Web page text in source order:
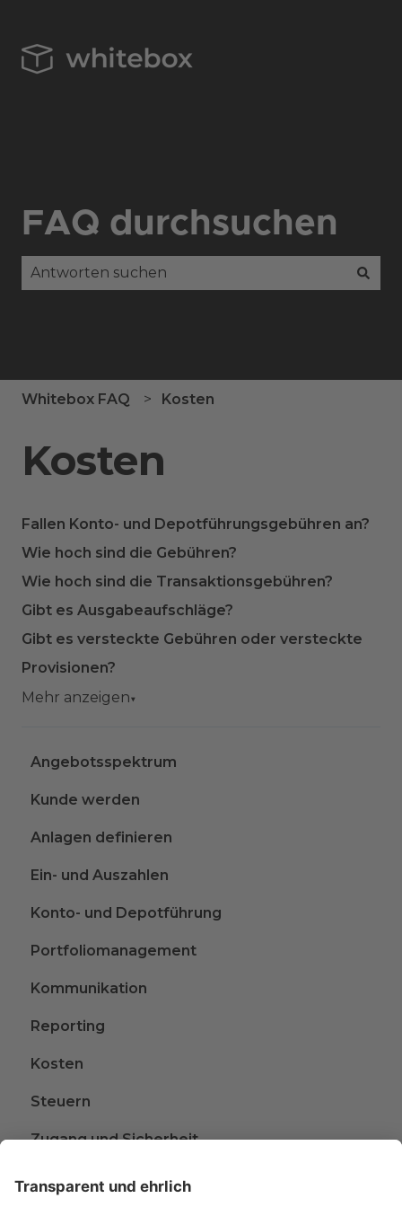
FAQ durchsuchen
Whitebox FAQ Kosten
Kosten
Fallen Konto- und Depotführungsgebühren an?
Wie hoch sind die Gebühren?
Wie hoch sind die Transaktionsgebühren?
Gibt es Ausgabeaufschläge?
Gibt es versteckte Gebühren oder versteckte
Provisionen?
Mehr anzeigen▼
Angebotsspektrum
Kunde werden
Anlagen definieren
Ein- und Auszahlen
Konto- und Depotführung
Portfoliomanagement
Kommunikation
Reporting
Kosten
Steuern
Zugang und Sicherheit